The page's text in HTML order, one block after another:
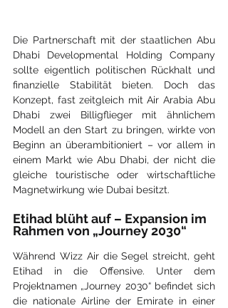
Die Partnerschaft mit der staatlichen Abu
Dhabi Developmental Holding Company
sollte eigentlich politischen Rückhalt und
finanzielle Stabilität bieten. Doch das
Konzept, fast zeitgleich mit Air Arabia Abu
Dhabi zwei Billigflieger mit ähnlichem
Modell an den Start zu bringen, wirkte von
Beginn an überambitioniert – vor allem in
einem Markt wie Abu Dhabi, der nicht die
gleiche touristische oder wirtschaftliche
Magnetwirkung wie Dubai besitzt.
Etihad blüht auf – Expansion im
Rahmen von „Journey 2030“
Während Wizz Air die Segel streicht, geht
Etihad in die Offensive. Unter dem
Projektnamen „Journey 2030“ befindet sich
die nationale Airline der Emirate in einer